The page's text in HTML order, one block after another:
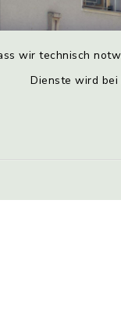
wir technisch
Dienste wird